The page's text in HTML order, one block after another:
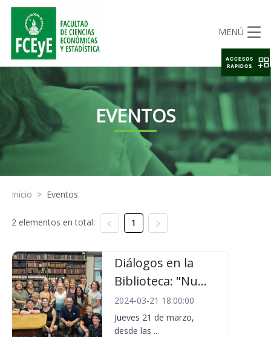
MENÚ
EVENTOS
Inicio > Eventos
2 elementos en total: 1
Diálogos en la
Biblioteca: "Nu...
2024-03-21 18:00:00
Jueves 21 de marzo,
desde las ...
ACCESOS
RAPIDOS